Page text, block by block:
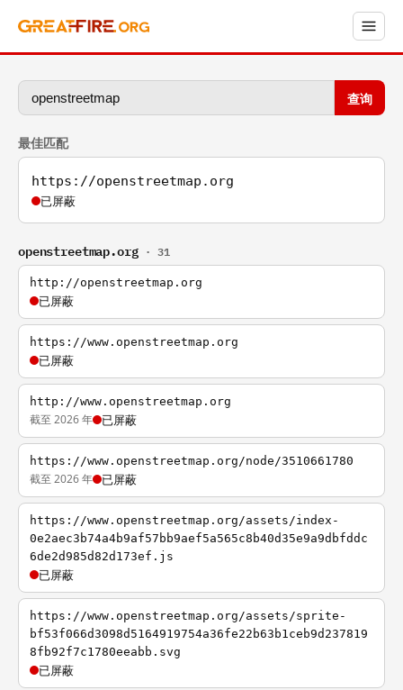
查询
最佳匹配
https://openstreetmap.org
已屏蔽
openstreetmap.org · 31
http://openstreetmap.org
已屏蔽
https://www.openstreetmap.org
已屏蔽
http://www.openstreetmap.org
截至 2026 年 已屏蔽
https://www.openstreetmap.org/node/3510661780
截至 2026 年 已屏蔽
https://www.openstreetmap.org/assets/index-
0e2aec3b74a4b9af57bb9aef5a565c8b40d35e9a9dbfddc
6de2d985d82d173ef.js
已屏蔽
https://www.openstreetmap.org/assets/sprite-
bf53f066d3098d5164919754a36fe22b63b1ceb9d237819
8fb92f7c1780eeabb.svg
已屏蔽